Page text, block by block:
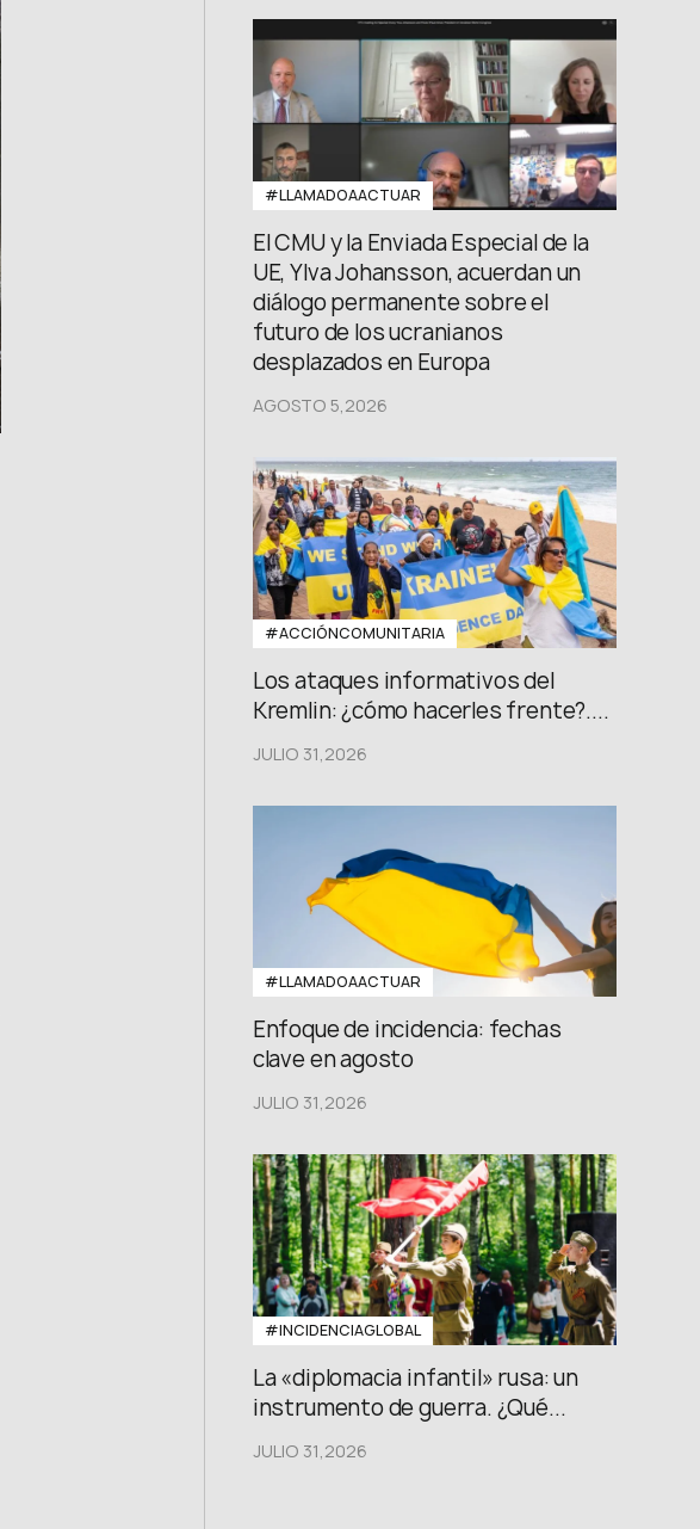
#LLAMADOAACTUAR
El CMU y la Enviada Especial de la
UE, Ylva Johansson, acuerdan un
diálogo permanente sobre el
futuro de los ucranianos
desplazados en Europa
AGOSTO 5,2026
#ACCIÓNCOMUNITARIA
Los ataques informativos del
Kremlin: ¿cómo hacerles frente?....
JULIO 31,2026
#LLAMADOAACTUAR
Enfoque de incidencia: fechas
clave en agosto
JULIO 31,2026
#INCIDENCIAGLOBAL
La «diplomacia infantil» rusa: un
instrumento de guerra. ¿Qué...
JULIO 31,2026